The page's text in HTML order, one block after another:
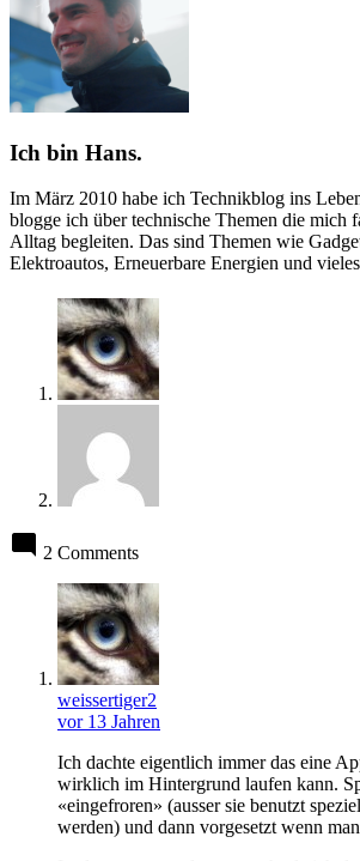
Ich bin Hans.
Im März 2010 habe ich Technikblog ins
blogge ich über technische Themen die mich
Alltag begleiten. Das sind Themen wie
Elektroautos, Erneuerbare Energien und
2 Comments
weissertiger2
vor 13 Jahren
Ich dachte eigentlich immer das eine
wirklich im Hintergrund laufen kann.
«eingefroren» (ausser sie benutzt
werden) und dann vorgesetzt wenn